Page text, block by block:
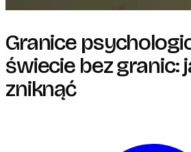
Granice
świecie bez granic:
zniknąć